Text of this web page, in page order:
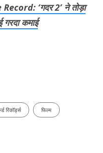
‘गदर 2’ ने तोड़ा
गरदा कमाई
रिकॉर्ड्स फिल्म